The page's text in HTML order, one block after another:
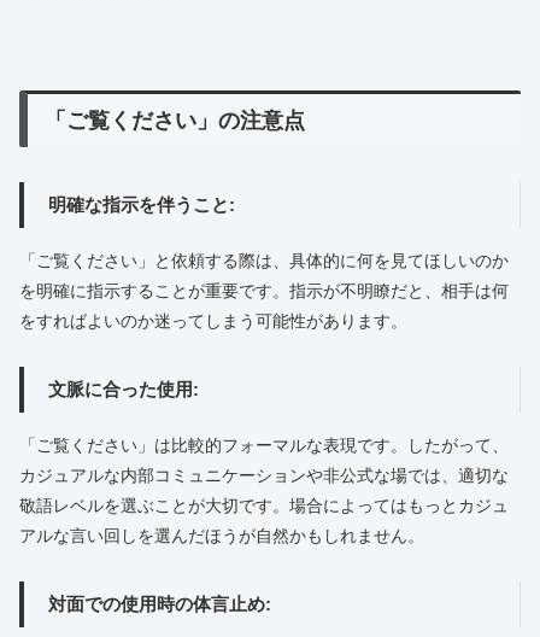
「ご覧ください」の注意点
明確な指示を伴うこと:
「ご覧ください」と依頼する際は、具体的に何を見てほしいのか
を明確に指示することが重要です。指示が不明瞭だと、相手は何
をすればよいのか迷ってしまう可能性があります。
文脈に合った使用:
「ご覧ください」は比較的フォーマルな表現です。したがって、
カジュアルな内部コミュニケーションや非公式な場では、適切な
敬語レベルを選ぶことが大切です。場合によってはもっとカジュ
アルな言い回しを選んだほうが自然かもしれません。
対面での使用時の体言止め: